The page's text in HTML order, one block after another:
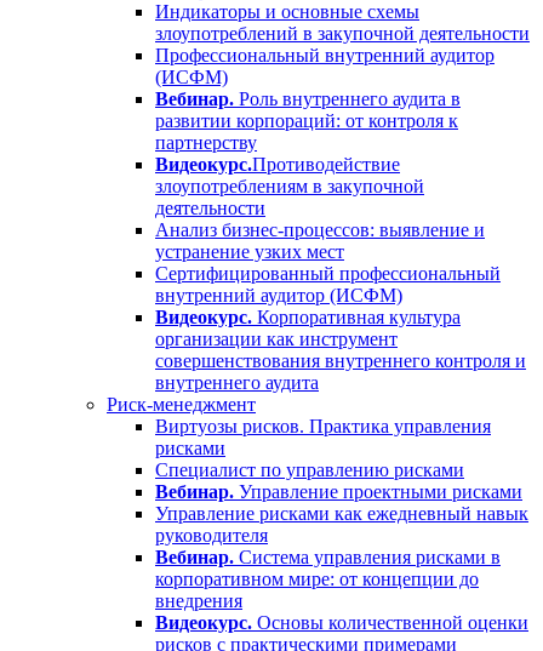
Индикаторы и основные схемы
злоупотреблений в закупочной деятельности
Профессиональный внутренний аудитор
(ИСФМ)
Вебинар. Роль внутреннего аудита в
развитии корпораций: от контроля к
партнерству
Видеокурс.Противодействие
злоупотреблениям в закупочной
деятельности
Анализ бизнес-процессов: выявление и
устранение узких мест
Сертифицированный профессиональный
внутренний аудитор (ИСФМ)
Видеокурс. Корпоративная культура
организации как инструмент
совершенствования внутреннего контроля и
внутреннего аудита
Риск-менеджмент
Виртуозы рисков. Практика управления
рисками
Специалист по управлению рисками
Вебинар. Управление проектными рисками
Управление рисками как ежедневный навык
руководителя
Вебинар. Система управления рисками в
корпоративном мире: от концепции до
внедрения
Видеокурс. Основы количественной оценки
рисков с практическими примерами